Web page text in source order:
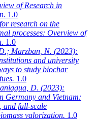
of Research in
1.0
research on the
processes: Overview of
1.0
Marzban, N. (2023):
and university
to study biochar
1.0
D. (2023):
Germany and Vietnam:
and full-scale
valorization. 1.0